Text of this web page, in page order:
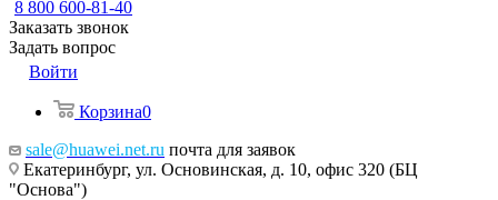
8 800 600-81-40
Заказать звонок
Задать вопрос
Войти
Корзина0
sale@huawei.net.ru почта для заявок
Екатеринбург, ул. Основинская, д. 10, офис 320 (БЦ
"Основа")